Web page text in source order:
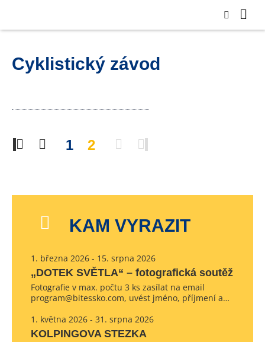
Cyklistický závod
1 2
KAM VYRAZIT
1. března 2026 - 15. srpna 2026
„DOTEK SVĚTLA“ – fotografická soutěž
Fotografie v max. počtu 3 ks zasílat na email
program@bitessko.com, uvést jméno, příjmení a…
1. května 2026 - 31. srpna 2026
KOLPINGOVA STEZKA